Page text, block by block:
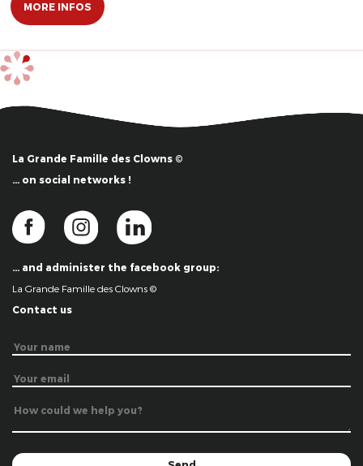
MORE INFOS
La Grande Famille des Clowns ©
… on social networks !
… and administer the facebook group:
La Grande Famille des Clowns ©
Contact us